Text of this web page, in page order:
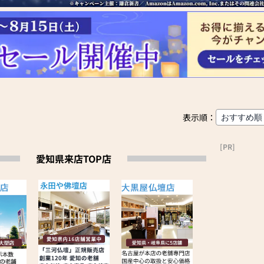
表示順：
愛知県来店TOP店
[PR]